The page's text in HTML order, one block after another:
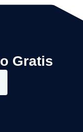
Gratis